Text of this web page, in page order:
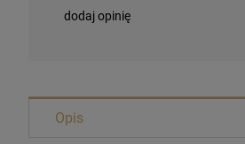
dodaj opinię
Opis